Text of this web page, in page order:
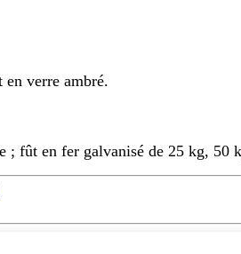
verre ambré.
; fût en fer galvanisé de 25 kg, 50